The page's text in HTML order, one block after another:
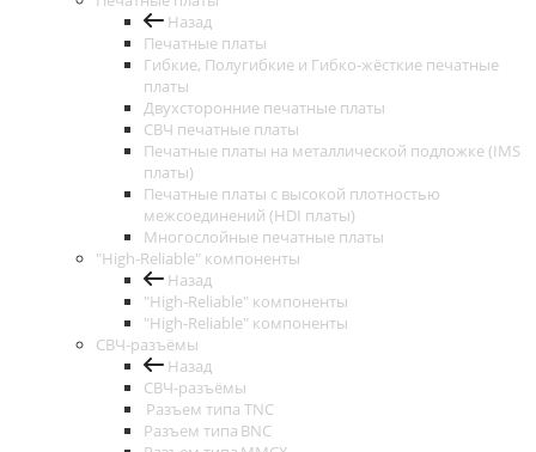
Назад
Печатные платы
Гибкие, Полугибкие и Гибко-жёсткие печатные
платы
Двухсторонние печатные платы
СВЧ печатные платы
Печатные платы на металлической подложке (IMS
платы)
Печатные платы с высокой плотностью
межсоединений (HDI платы)
Многослойные печатные платы
"High-Reliable" компоненты
Назад
"High-Reliable" компоненты
"High-Reliable" компоненты
СВЧ-разъёмы
Назад
СВЧ-разъёмы
Разъем типа TNC
Разъем типа BNC